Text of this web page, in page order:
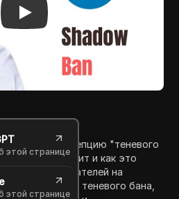
этой странице
этой странице
концепцию "теневого
что это значит и как это
пользователей на
признаки теневого бана,